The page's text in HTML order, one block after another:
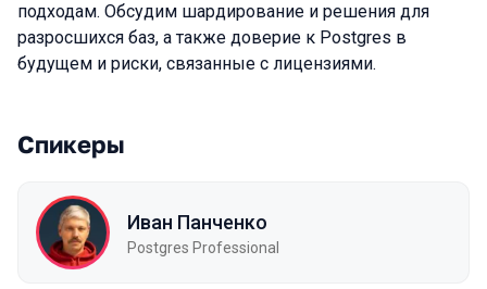
подходам. Обсудим шардирование и решения для
разросшихся баз, а также доверие к Postgres в
будущем и риски, связанные с лицензиями.
Спикеры
Иван Панченко
Postgres Professional